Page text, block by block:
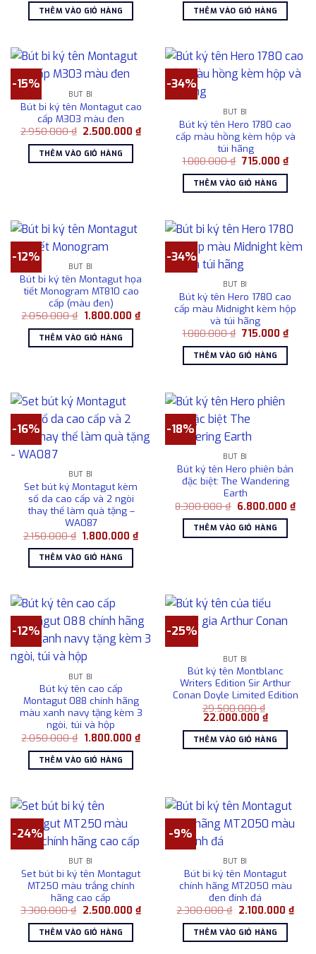
là:
980.000 ₫.
tại
680.000 ₫.
THÊM VÀO GIỎ HÀNG là:
1.280.000 ₫.
THÊM VÀO GIỎ HÀNG
-15%
BÚT BI
Bút bi ký tên Montagut cao
cấp M303 màu đen
2.950.000₫ Giá
là:
2.950.000 ₫.
2.500.000₫Giá
hiện
2.500.000 ₫.
THÊM VÀO GIỎ HÀNG
-34%
BÚT BI
Bút ký tên Hero 1780 cao
cấp màu hồng kèm hộp và
túi hãng
1.080.000₫ Giá
là:
1.080.000 ₫.
715.000 ₫Giá
hiện
THÊM VÀO GIỎ HÀNG
-12%
BÚT BI
Bút bi ký tên Montagut họa
tiết Monogram MT810 cao
cấp (màu đen)
2.050.000₫ Giá
là:
2.050.000 ₫.
1.800.000 ₫Giá
hiện
1.800.000 ₫.
THÊM VÀO GIỎ HÀNG
-34%
BÚT BI
Bút ký tên Hero 1780 cao
cấp màu Midnight kèm hộp
và túi hãng
1.080.000₫ Giá
là:
1.080.000 ₫.
715.000 ₫Giá
hiện
THÊM VÀO GIỎ HÀNG
-16%
BÚT BI
Set bút ký Montagut kèm
sổ da cao cấp và 2 ngòi
thay thế làm quà tặng –
WA087
2.150.000₫ Giá
là:
2.150.000 ₫.
1.800.000₫Giá
hiện
THÊM VÀO GIỎ HÀNG
-18%
BÚT BI
Bút ký tên Hero phiên bản
đặc biệt: The Wandering
Earth
8.300.000₫ Giá
là:
8.300.000 ₫.
6.800.000 ₫Giá
hiện
THÊM VÀO GIỎ HÀNG
-12%
BÚT BI
Bút ký tên cao cấp
Montagut 088 chính hãng
màu xanh navy tặng kèm 3
ngòi, túi và hộp
2.050.000₫ Giá
là:
2.050.000 ₫.
1.800.000 ₫Giá
hiện
THÊM VÀO GIỎ HÀNG
-25%
BÚT BI
Bút ký tên Montblanc
Writers Edition Sir Arthur
Conan Doyle Limited Edition
29.500.000₫
Giá
là:
29.500.000 ₫.
22.000.000 ₫Giá
hiện
tại
là:
THÊM VÀO GIỎ HÀNG
-24%
BÚT BI
Set bút bi ký tên Montagut
MT250 màu trắng chính
hãng cao cấp
3.300.000₫ Giá
là:
3.300.000 ₫.
2.500.000 ₫Giá
hiện
2.500.000 ₫.
THÊM VÀO GIỎ HÀNG
-9%
BÚT BI
Bút bi ký tên Montagut
chính hãng MT2050 màu
đen đính đá
2.300.000₫ Giá
là:
2.300.000 ₫.
2.100.000 ₫Giá
hiện
THÊM VÀO GIỎ HÀNG